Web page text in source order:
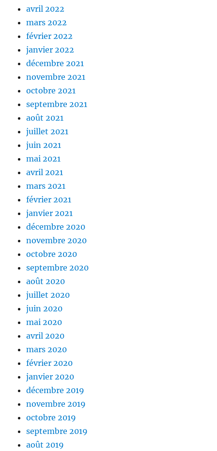
avril 2022
mars 2022
février 2022
janvier 2022
décembre 2021
novembre 2021
octobre 2021
septembre 2021
août 2021
juillet 2021
juin 2021
mai 2021
avril 2021
mars 2021
février 2021
janvier 2021
décembre 2020
novembre 2020
octobre 2020
septembre 2020
août 2020
juillet 2020
juin 2020
mai 2020
avril 2020
mars 2020
février 2020
janvier 2020
décembre 2019
novembre 2019
octobre 2019
septembre 2019
août 2019